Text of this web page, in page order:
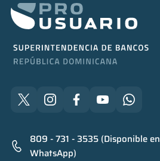
809 - 731 - 3535 (Disponible en
WhatsApp)